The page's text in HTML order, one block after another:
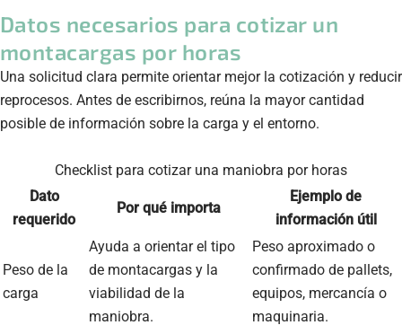
Datos necesarios para cotizar un
montacargas por horas
Una solicitud clara permite orientar mejor la cotización y reducir
reprocesos. Antes de escribirnos, reúna la mayor cantidad
posible de información sobre la carga y el entorno.
Checklist para cotizar una maniobra por horas
Dato
requerido
Por qué importa
Ejemplo de
información útil
Peso de la
carga
Ayuda a orientar el tipo
de montacargas y la
viabilidad de la
maniobra.
Peso aproximado o
confirmado de pallets,
equipos, mercancía o
maquinaria.